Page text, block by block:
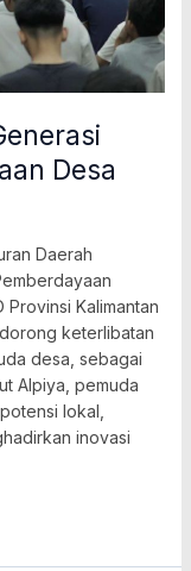
Desa
Daerah
Provinsi Kalimantan
keterlibatan
desa, sebagai
Alpiya, pemuda
lokal,
inovasi